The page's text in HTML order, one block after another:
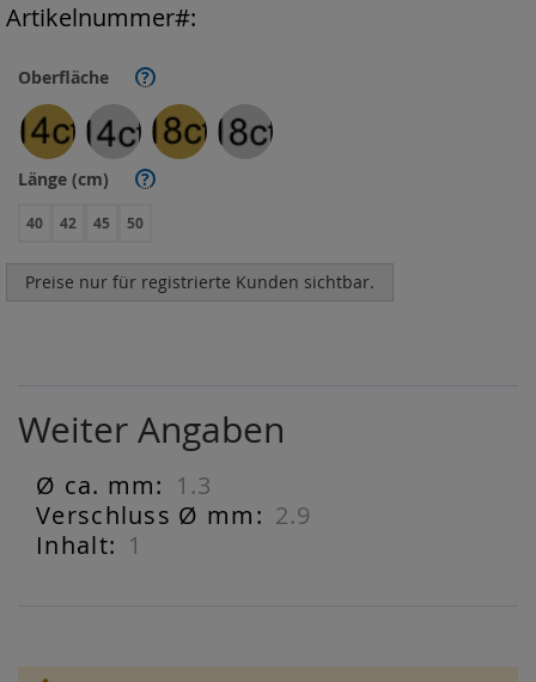
Oberfläche ?
Länge (cm) ?
40 42 45 50
Preise nur für registrierte Kunden sichtbar.
Artikelnummer
Weiter Angaben
Weiter
Angaben
1.3
2.9
1